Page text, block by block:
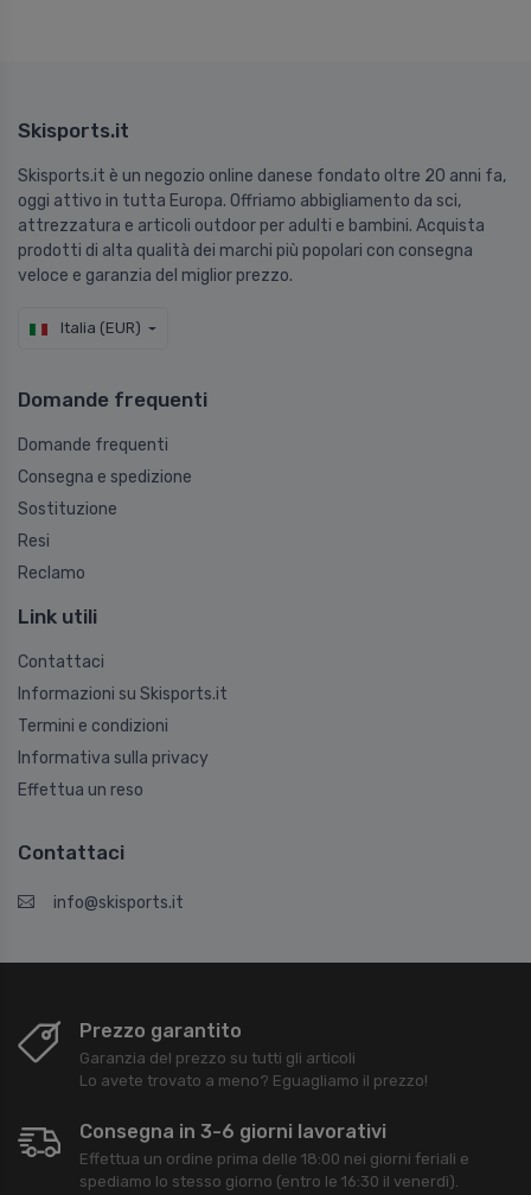
Skisports.it
Skisports.it è un negozio online danese fondato oltre 20 anni fa,
oggi attivo in tutta Europa. Offriamo abbigliamento da sci,
attrezzatura e articoli outdoor per adulti e bambini. Acquista
prodotti di alta qualità dei marchi più popolari con consegna
veloce e garanzia del miglior prezzo.
Italia (EUR)
Domande frequenti
Domande frequenti
Consegna e spedizione
Sostituzione
Resi
Reclamo
Link utili
Contattaci
Informazioni su Skisports.it
Termini e condizioni
Informativa sulla privacy
Effettua un reso
Contattaci
info@skisports.it
Prezzo garantito
Garanzia del prezzo su tutti gli articoli
Lo avete trovato a meno? Eguagliamo il prezzo!
Consegna in 3-6 giorni lavorativi
Effettua un ordine prima delle 18:00 nei giorni feriali e
spediamo lo stesso giorno (entro le 16:30 il venerdì).